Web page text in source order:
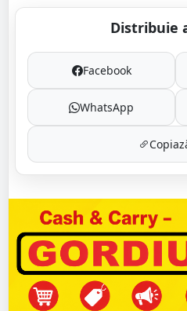
Distribuie
Facebook
WhatsApp